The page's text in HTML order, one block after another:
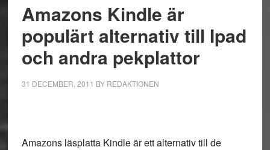
Amazons Kindle är
populärt alternativ till Ipad
och andra pekplattor
31 DECEMBER, 2011 BY REDAKTIONEN
Amazons läsplatta Kindle är ett alternativ till de